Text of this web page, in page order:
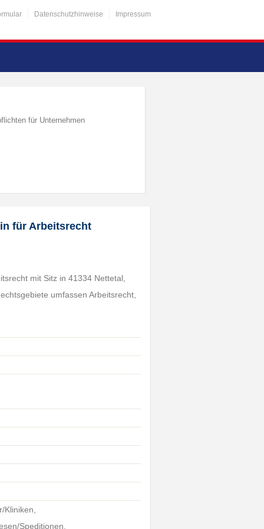
Datenschutzhinweise Impressum
für Unternehmen
für Arbeitsrecht
mit Sitz in 41334 Nettetal,
umfassen Arbeitsrecht,
Speditionen,